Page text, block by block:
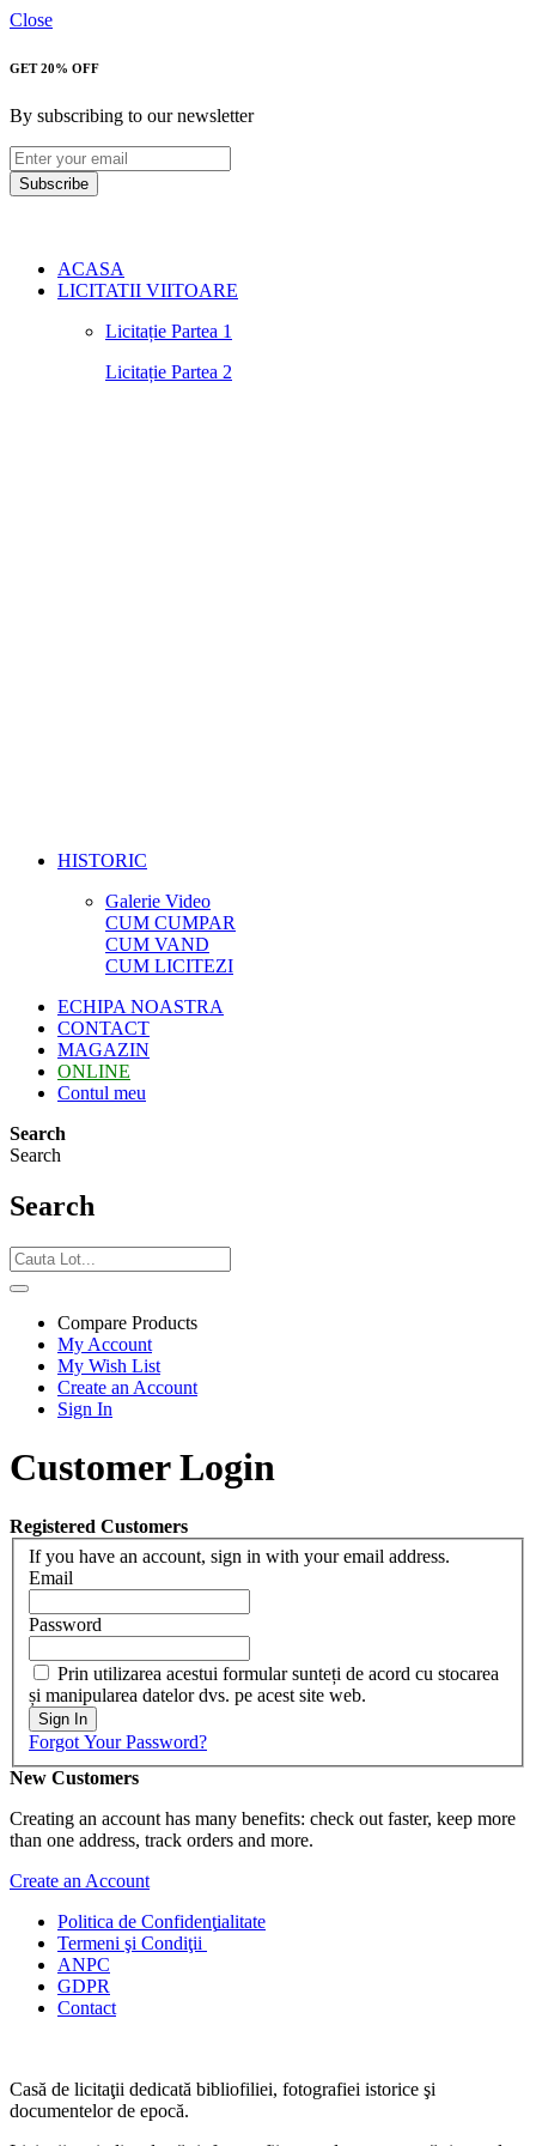
Close
GET 20% OFF
By subscribing to our newsletter
Subscribe
ACASA
LICITATII VIITOARE
Licitație Partea 1
Licitație Partea 2
HISTORIC
Galerie Video
CUM CUMPAR
CUM VAND
CUM LICITEZI
ECHIPA NOASTRA
CONTACT
MAGAZIN
ONLINE
Contul meu
Search
Search
Search
Compare Products
My Account
My Wish List
Create an Account
Sign In
Customer Login
Registered Customers
If you have an account, sign in with your email address.
Email
Password
Prin utilizarea acestui formular sunteți de acord cu stocarea
și manipularea datelor dvs. pe acest site web.
Sign In
Forgot Your Password?
New Customers
Creating an account has many benefits: check out faster, keep more
than one address, track orders and more.
Create an Account
Politica de Confidenţialitate
Termeni şi Condiţii
ANPC
GDPR
Contact
Casă de licitaţii dedicată bibliofiliei, fotografiei istorice şi
documentelor de epocă.